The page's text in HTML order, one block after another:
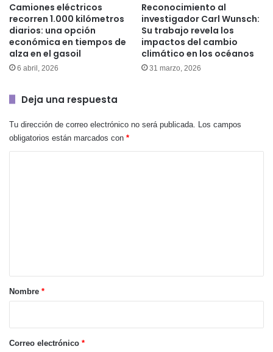
Camiones eléctricos
recorren 1.000 kilómetros
diarios: una opción
económica en tiempos de
alza en el gasoil
6 abril, 2026
Reconocimiento al
investigador Carl Wunsch:
Su trabajo revela los
impactos del cambio
climático en los océanos
31 marzo, 2026
Deja una respuesta
Tu dirección de correo electrónico no será publicada. Los campos
obligatorios están marcados con *
r
*
Nombre *
Correo electrónico *